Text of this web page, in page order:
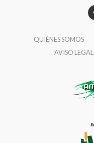
QUIÉNES SOMOS
AVISO LEGAL